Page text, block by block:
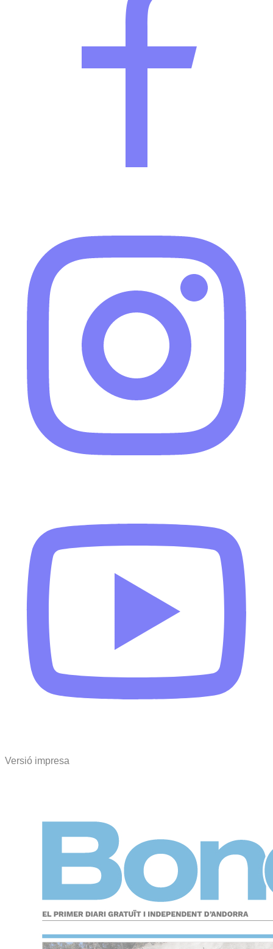
Versió impresa